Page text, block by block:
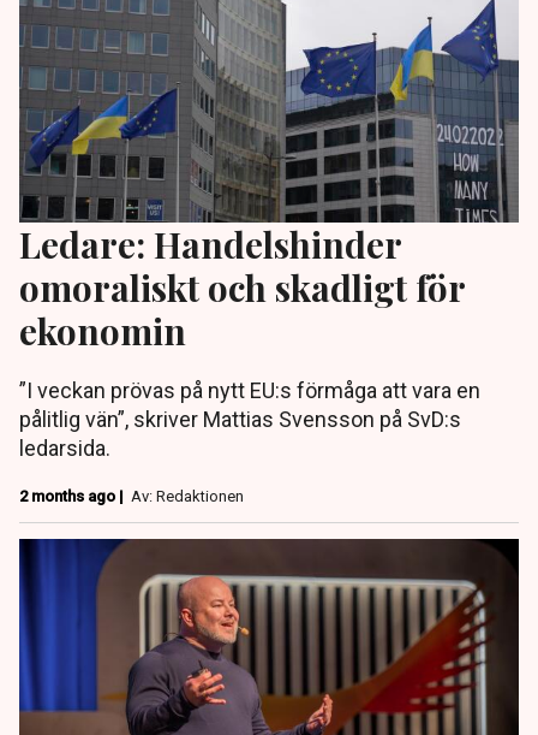
Ledare: Handelshinder
omoraliskt och skadligt för
ekonomin
”I veckan prövas på nytt EU:s förmåga att vara en
pålitlig vän”, skriver Mattias Svensson på SvD:s
ledarsida.
2 months ago | Av: Redaktionen